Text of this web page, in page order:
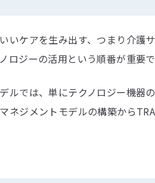
いケアを生み出す、つまり介
ジーの活用という順番が重要で
ルでは、単にテクノロジー機器
ネジメントモデルの構築から